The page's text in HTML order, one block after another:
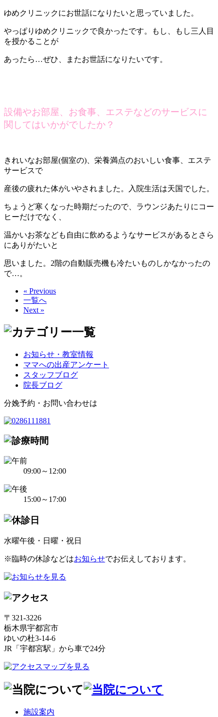
ゆめクリニックにお世話になりたいと思っていました。
やっぱりゆめクリニックで良かったです。もし、もし三人目
を授かることが
あったら…ぜひ、またお世話になりたいです。
設備やお部屋、お食事、エステなどのサービスに
関してはいかがでしたか？
きれいなお部屋(個室の)、栄養満点のおいしい食事、エステ
サービスで
産後の疲れた体がいやされました。入院生活は天国でした。
ちょうど寒くなった時期だったので、ラウンジあたりにコー
ヒーだけでなく、
温かいお茶なども自由に飲めるようなサービスがあるとさら
にありがたいと
思いました。2階の自動販売機も冷たいものしかなかったの
で…。
« Previous
一覧へ
Next »
お知らせ・教室情報
ママへの出産アンケート
スタッフブログ
院長ブログ
分娩予約・お問い合わせは
09:00～12:00
15:00～17:00
水曜午後・日曜・祝日
※臨時の休診などはお知らせでお伝えしております。
〒321-3226
栃木県宇都宮市
ゆいの杜3-14-6
JR「宇都宮駅」から車で24分
施設案内